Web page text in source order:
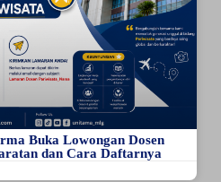
Buka Lowongan Dosen
dan Cara Daftarnya